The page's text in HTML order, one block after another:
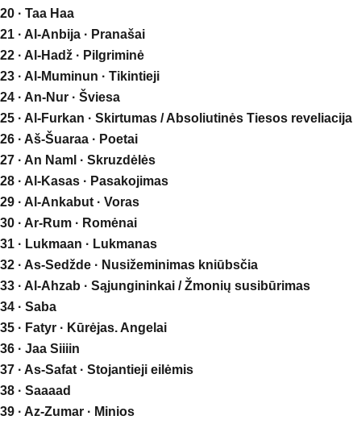
20 · Taa Haa
21 · Al-Anbija · Pranašai
22 · Al-Hadž · Pilgriminė
23 · Al-Muminun · Tikintieji
24 · An-Nur · Šviesa
25 · Al-Furkan · Skirtumas / Absoliutinės Tiesos reveliacija
26 · Aš-Šuaraa · Poetai
27 · An Naml · Skruzdėlės
28 · Al-Kasas · Pasakojimas
29 · Al-Ankabut · Voras
30 · Ar-Rum · Romėnai
31 · Lukmaan · Lukmanas
32 · As-Sedžde · Nusižeminimas kniūbsčia
33 · Al-Ahzab · Sąjungininkai / Žmonių susibūrimas
34 · Saba
35 · Fatyr · Kūrėjas. Angelai
36 · Jaa Siiiin
37 · As-Safat · Stojantieji eilėmis
38 · Saaaad
39 · Az-Zumar · Minios